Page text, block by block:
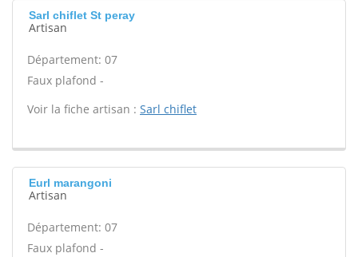
Sarl chiflet St peray
Artisan
Département: 07
Faux plafond -
Voir la fiche artisan : Sarl chiflet
Eurl marangoni
Artisan
Département: 07
Faux plafond -